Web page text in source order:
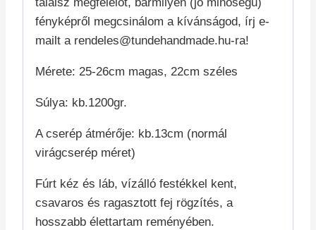
fényképről megcsinálom a kívánságod, írj e-
mailt a rendeles@tundehandmade.hu-ra!
Mérete: 25-26cm magas, 22cm széles
Súlya: kb.1200gr.
A cserép átmérője: kb.13cm (normál
virágcserép méret)
Fúrt kéz és láb, vízálló festékkel kent,
csavaros és ragasztott fej rögzítés, a
hosszabb élettartam reményében.